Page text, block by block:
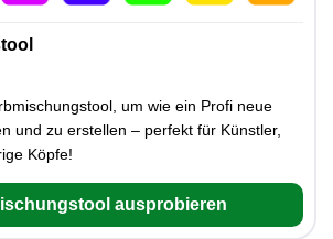
um wie ein Profi neue
und zu erstellen – perfekt für Künstler,
Köpfe!
ausprobieren